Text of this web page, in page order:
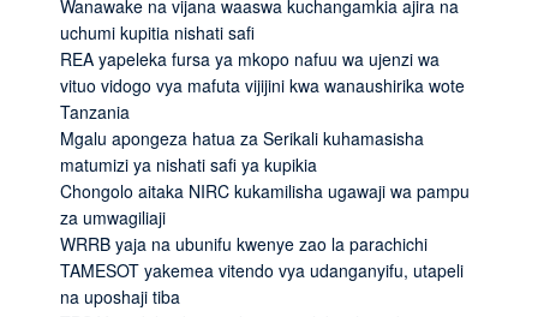
Wanawake na vijana waaswa kuchangamkia ajira na
uchumi kupitia nishati safi
REA yapeleka fursa ya mkopo nafuu wa ujenzi wa
vituo vidogo vya mafuta vijijini kwa wanaushirika wote
Tanzania
Mgalu apongeza hatua za Serikali kuhamasisha
matumizi ya nishati safi ya kupikia
Chongolo aitaka NIRC kukamilisha ugawaji wa pampu
za umwagiliaji
WRRB yaja na ubunifu kwenye zao la parachichi
TAMESOT yakemea vitendo vya udanganyifu, utapeli
na uposhaji tiba